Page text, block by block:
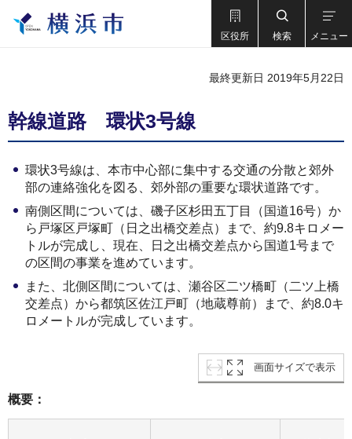
区役所 検索 メニュー
最終更新日 2019年5月22日
幹線道路 環状3号線
環状3号線は、本市中心部に集中する交通の分散と郊外
部の連絡強化を図る、郊外部の重要な環状道路です。
南側区間については、磯子区杉田五丁目（国道16号）か
ら戸塚区戸塚町（日之出橋交差点）まで、約9.8キロメー
トルが完成し、現在、日之出橋交差点から国道1号まで
の区間の事業を進めています。
また、北側区間については、瀬谷区二ツ橋町（二ツ上橋
交差点）から都筑区佐江戸町（地蔵尊前）まで、約8.0キ
ロメートルが完成しています。
画面サイズで表示
概要：